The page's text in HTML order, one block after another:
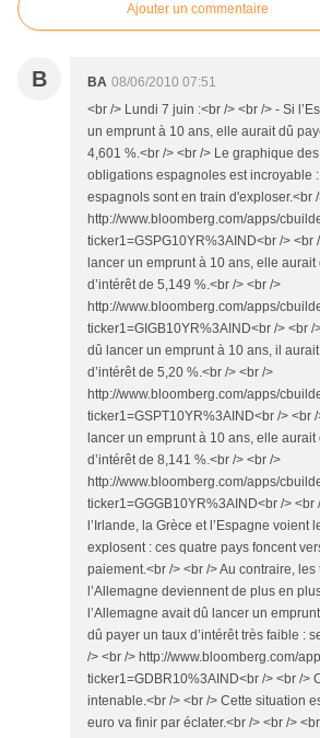
Ajouter un commentaire
B BA 08/06/2010 07:51
<br /> Lundi 7 juin :<br /> <br /> - Si
un emprunt à 10 ans, elle aurait dû
4,601 %.<br /> <br /> Le graphique
obligations espagnoles est incroyable
espagnols sont en train d'exploser.<br
http://www.bloomberg.com/apps/
ticker1=GSPG10YR%3AIND<br /> <br
lancer un emprunt à 10 ans, elle
d’intérêt de 5,149 %.<br /> <br />
http://www.bloomberg.com/apps/
ticker1=GIGB10YR%3AIND<br /> <br
dû lancer un emprunt à 10 ans, il
d’intérêt de 5,20 %.<br /> <br />
http://www.bloomberg.com/apps/
ticker1=GSPT10YR%3AIND<br /> <br
lancer un emprunt à 10 ans, elle
d’intérêt de 8,141 %.<br /> <br />
http://www.bloomberg.com/apps/
ticker1=GGGB10YR%3AIND<br /> <br
l’Irlande, la Grèce et l’Espagne voient
explosent : ces quatre pays foncent
paiement.<br /> <br /> Au contraire, les
l’Allemagne deviennent de plus en
l’Allemagne avait dû lancer un
dû payer un taux d’intérêt très faible :
/> <br /> http://www.bloomberg.com/
ticker1=GDBR10%3AIND<br /> <br />
intenable.<br /> <br /> Cette situation
euro va finir par éclater.<br /> <br />